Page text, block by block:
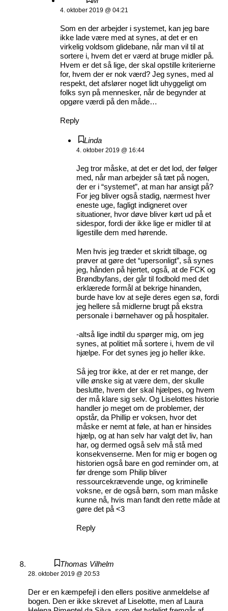
4. oktober 2019 @ 04:21
Som en der arbejder i systemet, kan jeg bare
ikke lade være med at synes, at det er en
virkelig voldsom glidebane, når man vil til at
sortere i, hvem det er værd at bruge midler på.
Hvem er det så lige, der skal opstille kriterierne
for, hvem der er nok værd? Jeg synes, med al
respekt, det afslører noget lidt uhyggeligt om
folks syn på mennesker, når de begynder at
opgøre værdi på den måde…
Reply
Linda
4. oktober 2019 @ 16:44
Jeg tror måske, at det er det lod, der følger
med, når man arbejder så tæt på nogen,
der er i “systemet”, at man har ansigt på?
For jeg bliver også stadig, nærmest hver
eneste uge, fagligt indigneret over
situationer, hvor døve bliver kørt ud på et
sidespor, fordi der ikke lige er midler til at
ligestille dem med hørende.
Men hvis jeg træder et skridt tilbage, og
prøver at gøre det “upersonligt”, så synes
jeg, hånden på hjertet, også, at de FCK og
Brøndbyfans, der går til fodbold med det
erklærede formål at bekrige hinanden,
burde have lov at sejle deres egen sø, fordi
jeg hellere så midlerne brugt på ekstra
personale i børnehaver og på hospitaler.
-altså lige indtil du spørger mig, om jeg
synes, at politiet må sortere i, hvem de vil
hjælpe. For det synes jeg jo heller ikke.
Så jeg tror ikke, at der er ret mange, der
ville ønske sig at være dem, der skulle
beslutte, hvem der skal hjælpes, og hvem
der må klare sig selv. Og Liselottes historie
handler jo meget om de problemer, der
opstår, da Phillip er voksen, hvor det
måske er nemt at føle, at han er hinsides
hjælp, og at han selv har valgt det liv, han
har, og dermed også selv må stå med
konsekvenserne. Men for mig er bogen og
historien også bare en god reminder om, at
før drenge som Philip bliver
ressourcekrævende unge, og kriminelle
voksne, er de også børn, som man måske
kunne nå, hvis man fandt den rette måde at
gøre det på <3
Reply
Thomas Vilhelm
28. oktober 2019 @ 20:53
Der er en kæmpefejl i den ellers positive anmeldelse af
bogen. Den er ikke skrevet af Liselotte, men af Laura